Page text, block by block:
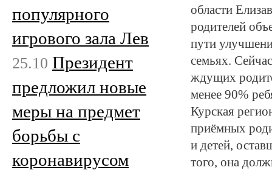
области
родителей
пути
семьях.
ждущих
менее 90%
Курская
приёмных
и детей,
того, она
популярного
игрового зала Лев
25.10 Президент
предложил новые
меры на предмет
борьбы с
коронавирусом